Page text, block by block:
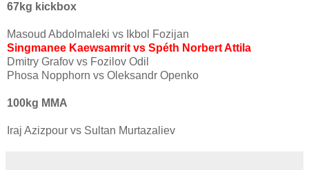
67kg kickbox
Masoud Abdolmaleki vs Ikbol Fozijan
Singmanee Kaewsamrit vs Spéth Norbert Attila
Dmitry Grafov vs Fozilov Odil
Phosa Nopphorn vs Oleksandr Openko
100kg MMA
Iraj Azizpour vs Sultan Murtazaliev